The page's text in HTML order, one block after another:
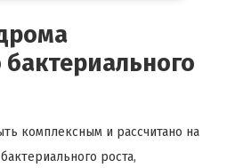
комплексным и рассчитано на
роста,